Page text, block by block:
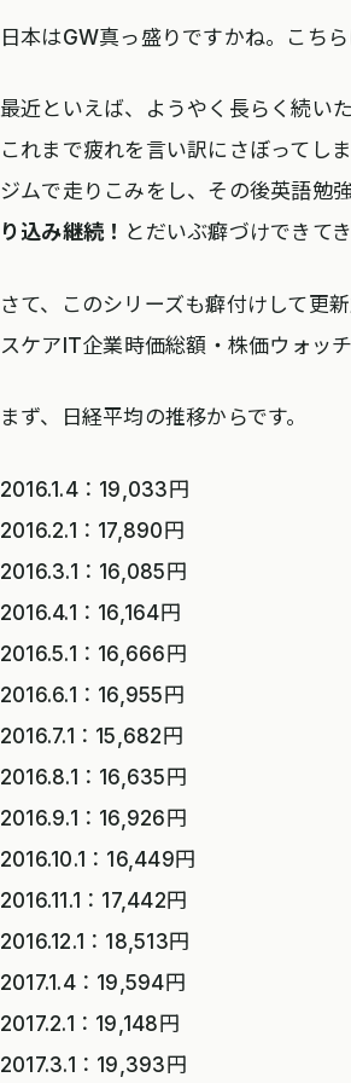
日本はGW真っ盛りですかね。こち
最近といえば、ようやく長らく続い
これまで疲れを言い訳にさぼってし
ジムで走りこみをし、その後英語勉
り込み継続！ とだいぶ癖づけできてき
さて、このシリーズも癖付けして更
スケアIT企業時価総額・株価ウォッ
まず、日経平均の推移からです。
2016.1.4：19,033円
2016.2.1：17,890円
2016.3.1：16,085円
2016.4.1：16,164円
2016.5.1：16,666円
2016.6.1：16,955円
2016.7.1：15,682円
2016.8.1：16,635円
2016.9.1：16,926円
2016.10.1：16,449円
2016.11.1：17,442円
2016.12.1：18,513円
2017.1.4：19,594円
2017.2.1：19,148円
2017.3.1：19,393円